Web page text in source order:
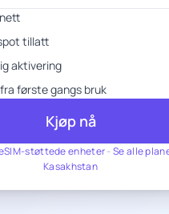
støttede enheter-Se alle
Kasakhstan
tillatt
aktivering
første gangs bruk
Kjøp nå